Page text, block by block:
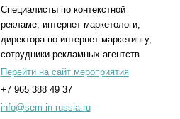
Специалисты по контекстной
рекламе, интернет-маркетологи,
директора по интернет-маркетингу,
сотрудники рекламных агентств
Перейти на сайт мероприятия
+7 965 388 49 37
info@sem-in-russia.ru